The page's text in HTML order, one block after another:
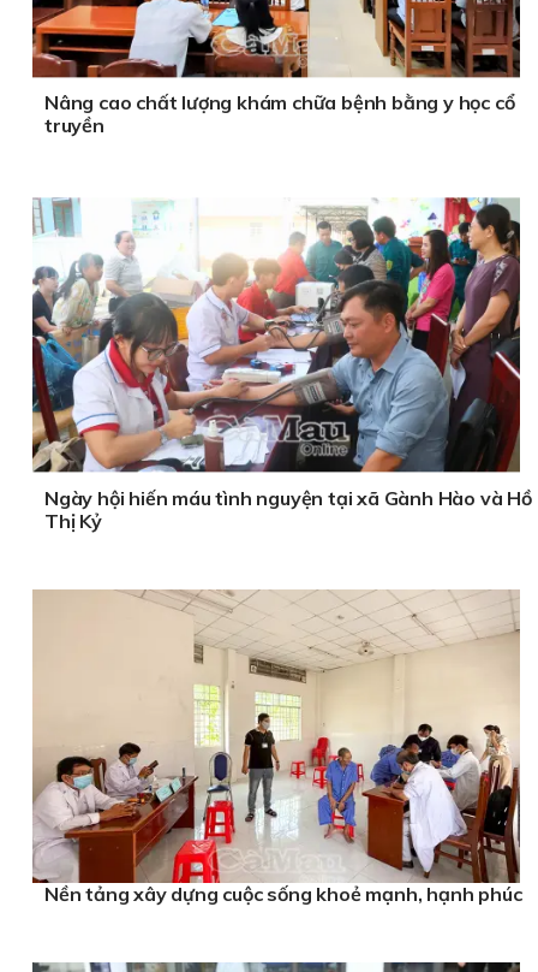
Nâng cao chất lượng khám chữa bệnh bằng y học cổ
truyền
Ngày hội hiến máu tình nguyện tại xã Gành Hào và Hồ
Thị Kỷ
Nền tảng xây dựng cuộc sống khoẻ mạnh, hạnh phúc